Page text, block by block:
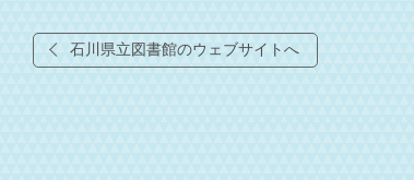
石川県立図書館のウェブサイトへ